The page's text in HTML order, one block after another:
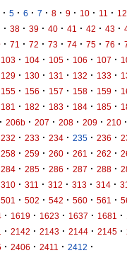
· 5 · 6 · 7 · 8 · 9 · 10 · 11 · 12
· 38 · 39 · 40 · 41 · 42 · 43 ·
· 71 · 72 · 73 · 74 · 75 · 76 ·
103 · 104 · 105 · 106 · 107 ·
129 · 130 · 131 · 132 · 133 ·
155 · 156 · 157 · 158 · 159 ·
181 · 182 · 183 · 184 · 185 ·
· 206b · 207 · 208 · 209 · 210 ·
232 · 233 · 234 · 235 · 236 ·
258 · 259 · 260 · 261 · 262 ·
284 · 285 · 286 · 287 · 288 ·
310 · 311 · 312 · 313 · 314 ·
501 · 502 · 542 · 560 · 561 ·
· 1619 · 1623 · 1637 · 1681 ·
· 2142 · 2143 · 2144 · 2145 ·
· 2406 · 2411 · 2412 ·